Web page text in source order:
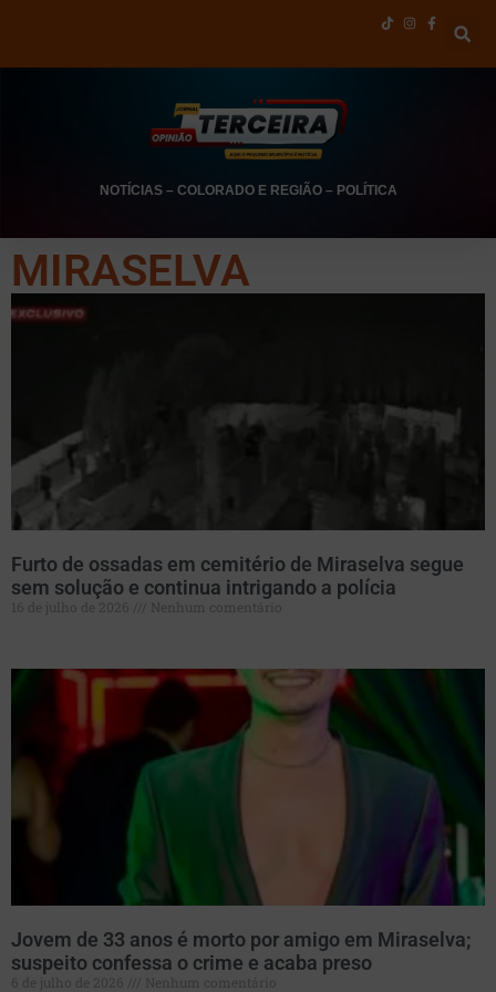
NOTÍCIAS– COLORADO E REGIÃO– POLÍTICA
MIRASELVA
Furto de ossadas em cemitério de Miraselva segue
sem solução e continua intrigando a polícia
16 de julho de 2026 Nenhum comentário
Jovem de 33 anos é morto por amigo em Miraselva;
suspeito confessa o crime e acaba preso
6 de julho de 2026 Nenhum comentário